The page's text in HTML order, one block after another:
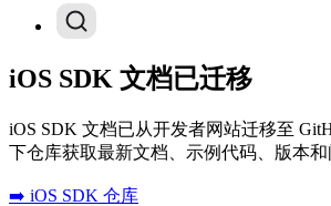
iOS SDK 文档已迁移
iOS SDK 文档已从开发者网站迁移至
下仓库获取最新文档、示例代码、版本和
➡️ iOS SDK 仓库